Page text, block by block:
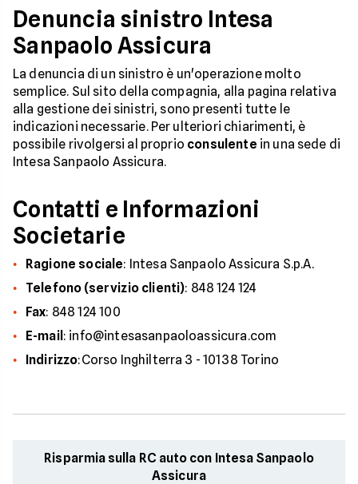
Denuncia sinistro Intesa
Sanpaolo Assicura
La denuncia di un sinistro è un'operazione molto
semplice. Sul sito della compagnia, alla pagina relativa
alla gestione dei sinistri, sono presenti tutte le
indicazioni necessarie. Per ulteriori chiarimenti, è
possibile rivolgersi al proprio consulente in una sede di
Intesa Sanpaolo Assicura.
Contatti e Informazioni
Societarie
Ragione sociale: Intesa Sanpaolo Assicura S.p.A.
Telefono (servizio clienti): 848 124 124
Fax: 848 124 100
E-mail : info@intesasanpaoloassicura.com
Indirizzo:Corso Inghilterra 3 - 10138 Torino
Risparmia sulla RC auto con Intesa Sanpaolo
Assicura